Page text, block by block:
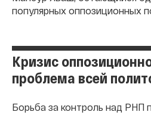
популярных оппозиционных
Кризис
проблема всей
Борьба за контроль над РНП